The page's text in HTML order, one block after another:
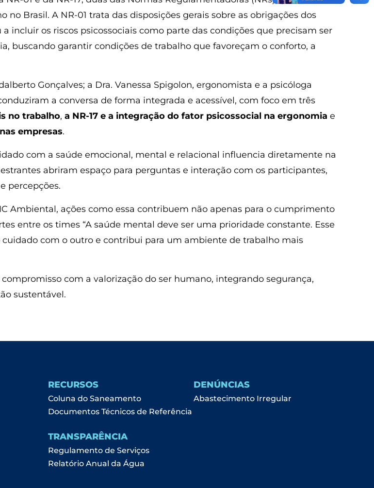
Brasil. A NR-01 trata das disposições gerais sobre as obrigações dos
incluir os riscos psicossociais como parte das condições que precisam ser
buscando garantir condições de trabalho que favoreçam o conforto, a
Gonçalves; a Dra. Vanessa Spigolon, ergonomista e a psicóloga
a conversa de forma integrada e acessível, com foco em três
no trabalho, a NR-17 e a integração do fator psicossocial na ergonomia e
empresas.
com a saúde emocional, mental e relacional influencia diretamente na
abriram espaço para perguntas e interação com os participantes,
percepções.
Ambiental, ações como essa contribuem não apenas para o cumprimento
entre os times “A saúde mental deve ser uma prioridade constante. Esse
com o outro e contribui para um ambiente de trabalho mais
com a valorização do ser humano, integrando segurança,
sustentável.
RECURSOS
Coluna do Saneamento
Documentos Técnicos de Referência
TRANSPARÊNCIA
Regulamento de Serviços
Relatório Anual da Água
DENÚNCIAS
Abastecimento Irregular